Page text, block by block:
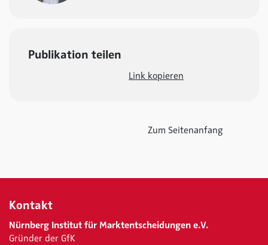
Publikation teilen
Link kopieren
Zum Seitenanfang
Kontakt
Nürnberg Institut für Marktentscheidungen e.V.
Gründer der GfK